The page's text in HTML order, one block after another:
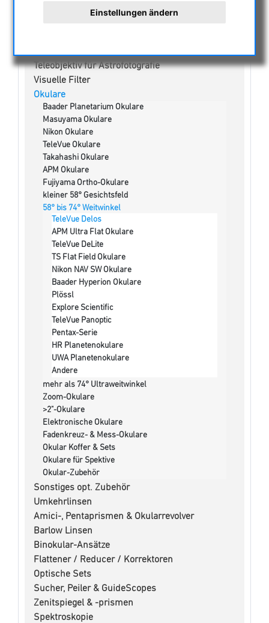
Einstellungen ändern
CMOS & CCD KAMERAS
Teleobjektiv für Astrofotografie
Visuelle Filter
Okulare
Baader Planetarium Okulare
Masuyama Okulare
Nikon Okulare
TeleVue Okulare
Takahashi Okulare
APM Okulare
Fujiyama Ortho-Okulare
kleiner 58° Gesichtsfeld
58° bis 74° Weitwinkel
TeleVue Delos
APM Ultra Flat Okulare
TeleVue DeLite
TS Flat Field Okulare
Nikon NAV SW Okulare
Baader Hyperion Okulare
Plössl
Explore Scientific
TeleVue Panoptic
Pentax-Serie
HR Planetenokulare
UWA Planetenokulare
Andere
mehr als 74° Ultraweitwinkel
Zoom-Okulare
>2"-Okulare
Elektronische Okulare
Fadenkreuz- & Mess-Okulare
Okular Koffer & Sets
Okulare für Spektive
Okular-Zubehör
Sonstiges opt. Zubehör
Umkehrlinsen
Amici-, Pentaprismen & Okularrevolver
Barlow Linsen
Binokular-Ansätze
Flattener / Reducer / Korrektoren
Optische Sets
Sucher, Peiler & GuideScopes
Zenitspiegel & -prismen
Spektroskopie